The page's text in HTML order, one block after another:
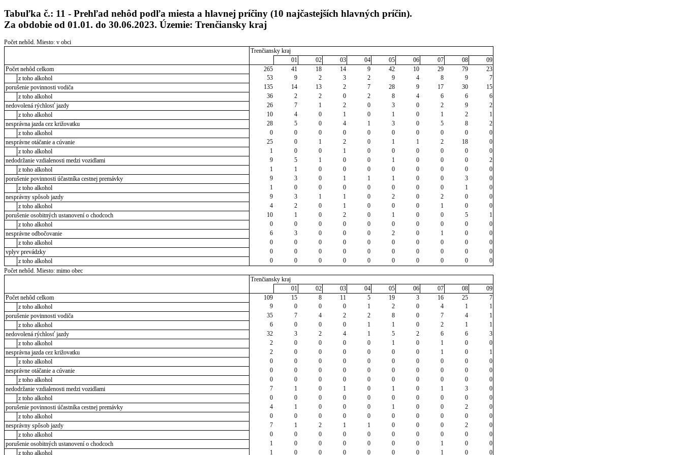
Tabuľka č.: 11 - Prehľad nehôd podľa miesta a hlavnej príčiny (10 najčastejších hlavných príčin).
Za obdobie od 01.01. do 30.06.2023. Územie: Trenčiansky kraj
Počet nehôd. Miesto: v obci
Trenčiansky kraj
01
02 03 04 05 06 07 08
09
Počet nehôd celkom
265 41 18 14 9 42 10 29 79
23
z toho alkohol
53 9 2 3 2 9 4 8 9
7
porušenie povinnosti vodiča
135 14 13 2 7 28 9 17 30
15
z toho alkohol
36 2 2 0 2 8 4 6 6
6
nedovolená rýchlosť jazdy
26 7 1 2 0 3 0 2 9
2
z toho alkohol
10 4 0 1 0 1 0 1 2
1
nesprávna jazda cez križovatku
28 5 0 4 1 3 0 5 8
2
z toho alkohol
0 0 0 0 0 0 0 0 0
0
nesprávne otáčanie a cúvanie
25 0 1 2 0 1 1 2 18
0
z toho alkohol
1 0 0 1 0 0 0 0 0
0
nedodržanie vzdialenosti medzi vozidlami
9 5 1 0 0 1 0 0 0
2
z toho alkohol
1 1 0 0 0 0 0 0 0
0
porušenie povinnosti účastníka cestnej premávky
9 3 0 1 1 1 0 0 3
0
z toho alkohol
1 0 0 0 0 0 0 0 1
0
nesprávny spôsob jazdy
9 3 1 1 0 2 0 2 0
0
z toho alkohol
4 2 0 1 0 0 0 1 0
0
porušenie osobitných ustanovení o chodcoch
10 1 0 2 0 1 0 0 5
1
z toho alkohol
0 0 0 0 0 0 0 0 0
0
nesprávne odbočovanie
6 3 0 0 0 2 0 1 0
0
z toho alkohol
0 0 0 0 0 0 0 0 0
0
vplyv prevádzky
0 0 0 0 0 0 0 0 0
0
z toho alkohol
0 0 0 0 0 0 0 0 0
0
Počet nehôd. Miesto: mimo obec
Trenčiansky kraj
01
02 03 04 05 06 07 08
09
Počet nehôd celkom
109 15 8 11 5 19 3 16 25
7
z toho alkohol
9 0 0 0 1 2 0 4 1
1
porušenie povinnosti vodiča
35 7 4 2 2 8 0 7 4
1
z toho alkohol
6 0 0 0 1 1 0 2 1
1
nedovolená rýchlosť jazdy
32 3 2 4 1 5 2 6 6
3
z toho alkohol
2 0 0 0 0 1 0 1 0
0
nesprávna jazda cez križovatku
2 0 0 0 0 0 0 1 0
1
z toho alkohol
0 0 0 0 0 0 0 0 0
0
nesprávne otáčanie a cúvanie
0 0 0 0 0 0 0 0 0
0
z toho alkohol
0 0 0 0 0 0 0 0 0
0
nedodržanie vzdialenosti medzi vozidlami
7 1 0 1 0 1 0 1 3
0
z toho alkohol
0 0 0 0 0 0 0 0 0
0
porušenie povinnosti účastníka cestnej premávky
4 1 0 0 0 1 0 0 2
0
z toho alkohol
0 0 0 0 0 0 0 0 0
0
nesprávny spôsob jazdy
7 1 2 1 1 0 0 0 2
0
z toho alkohol
0 0 0 0 0 0 0 0 0
0
porušenie osobitných ustanovení o chodcoch
1 0 0 0 0 0 0 1 0
0
z toho alkohol
1 0 0 0 0 0 0 1 0 0